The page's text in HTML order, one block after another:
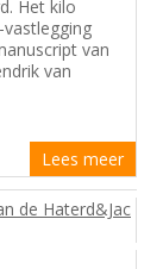
Het kilo
van
van
Lees meer